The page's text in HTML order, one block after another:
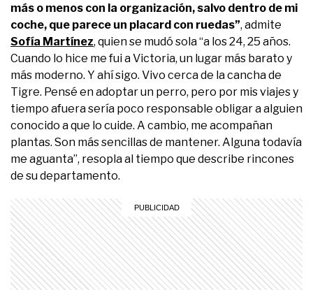
más o menos con la organización, salvo dentro de mi
coche, que parece un placard con ruedas”, admite
Sofía Martínez, quien se mudó sola “a los 24, 25 años.
Cuando lo hice me fui a Victoria, un lugar más barato y
más moderno. Y ahí sigo. Vivo cerca de la cancha de
Tigre. Pensé en adoptar un perro, pero por mis viajes y
tiempo afuera sería poco responsable obligar a alguien
conocido a que lo cuide. A cambio, me acompañan
plantas. Son más sencillas de mantener. Alguna todavía
me aguanta”, resopla al tiempo que describe rincones
de su departamento.